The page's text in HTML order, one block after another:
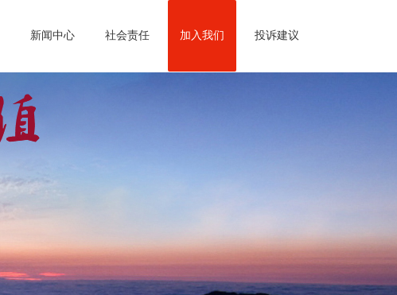
新闻中心 社会责任 加入我们 投诉建议